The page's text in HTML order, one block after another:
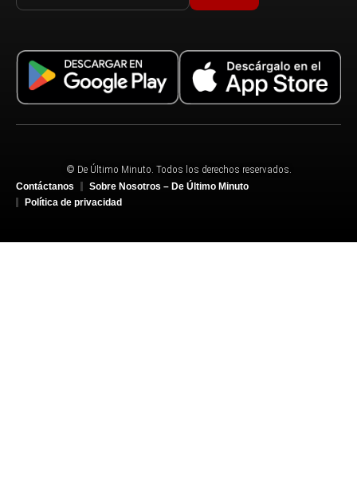
© De Último Minuto. Todos los derechos reservados.
Contáctanos
Sobre Nosotros – De Último Minuto
Política de privacidad